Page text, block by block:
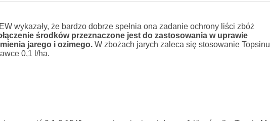
wykazały, że bardzo dobrze spełnia ona zadanie ochrony liści zbóż
środków przeznaczone jest do zastosowania w uprawie
jarego i ozimego.W zbożach jarych zaleca się stosowanie Topsinu
0,1 l/ha.